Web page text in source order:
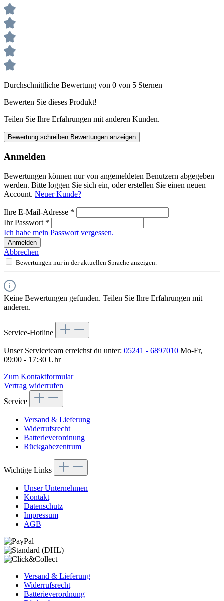
Durchschnittliche Bewertung von 0 von 5 Sternen
Bewerten Sie dieses Produkt!
Teilen Sie Ihre Erfahrungen mit anderen Kunden.
Bewertung schreiben Bewertungen anzeigen
Anmelden
Bewertungen können nur von angemeldeten Benutzern abgegeben
werden. Bitte loggen Sie sich ein, oder erstellen Sie einen neuen
Account. Neuer Kunde?
Ihre E-Mail-Adresse *
Ihr Passwort *
Ich habe mein Passwort vergessen.
Anmelden
Abbrechen
Bewertungen nur in der aktuellen Sprache anzeigen.
Keine Bewertungen gefunden. Teilen Sie Ihre Erfahrungen mit
anderen.
Service-Hotline
Unser Serviceteam erreichst du unter: 05241 - 6897010 Mo-Fr,
09:00 - 17:30 Uhr
Zum Kontaktformular
Vertrag widerrufen
Service
Versand & Lieferung
Widerrufsrecht
Batterieverordnung
Rückgabezentrum
Wichtige Links
Unser Unternehmen
Kontakt
Datenschutz
Impressum
AGB
Versand & Lieferung
Widerrufsrecht
Batterieverordnung